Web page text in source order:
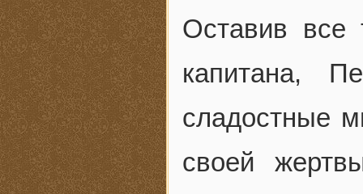
Оставив все
капитана,
сладостные
своей